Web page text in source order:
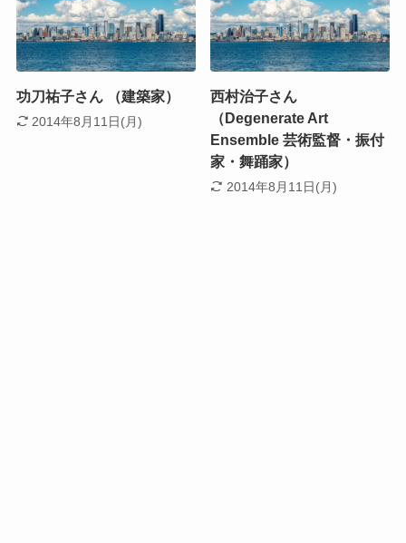
功刀祐子さん （建築家）
2014年8月11日(月)
西村治子さん
（Degenerate Art
Ensemble 芸術監督・振付
家・舞踊家）
2014年8月11日(月)